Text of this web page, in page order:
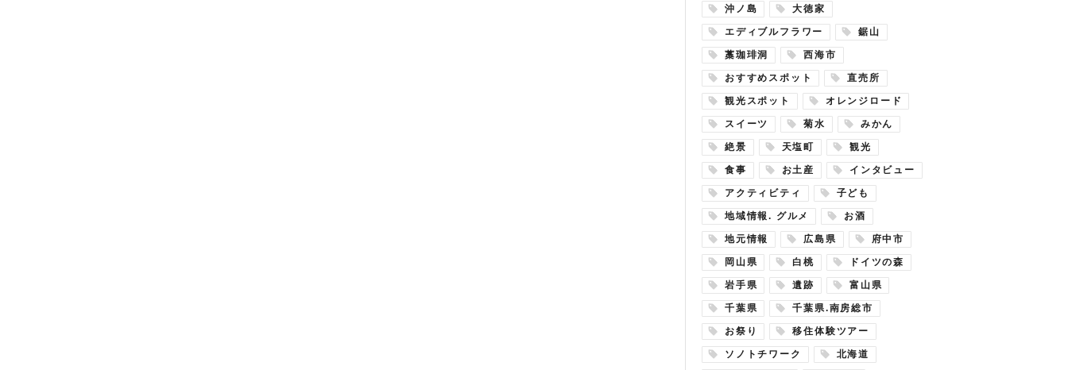
沖ノ島 大徳家
エディブルフラワー 鋸山
藁珈琲洞 西海市
おすすめスポット 直売所
観光スポット オレンジロード
スイーツ 菊水 みかん
絶景 天塩町 観光
食事 お土産 インタビュー
アクティビティ 子ども
地域情報. グルメ お酒
地元情報 広島県 府中市
岡山県 白桃 ドイツの森
岩手県 遺跡 富山県
千葉県 千葉県.南房総市
お祭り 移住体験ツアー
ソノトチワーク 北海道